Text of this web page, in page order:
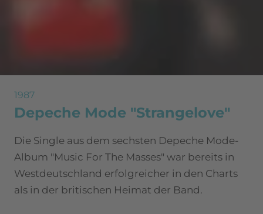
1987
Depeche Mode "Strangelove"
Die Single aus dem sechsten Depeche Mode-
Album "Music For The Masses" war bereits in
Westdeutschland erfolgreicher in den Charts
als in der britischen Heimat der Band.